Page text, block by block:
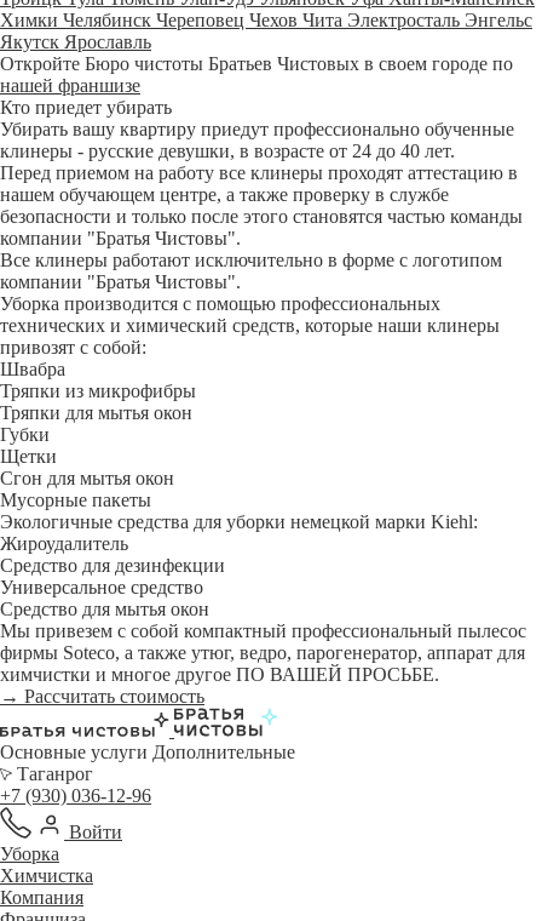
Химки Челябинск Череповец Чехов Чита Электросталь Энгельс
Якутск Ярославль
Откройте Бюро чистоты Братьев Чистовых в своем городе по
нашей франшизе
Кто приедет убирать
Убирать вашу квартиру приедут профессионально обученные
клинеры - русские девушки, в возрасте от 24 до 40 лет.
Перед приемом на работу все клинеры проходят аттестацию в
нашем обучающем центре, а также проверку в службе
безопасности и только после этого становятся частью команды
компании "Братья Чистовы".
Все клинеры работают исключительно в форме с логотипом
компании "Братья Чистовы".
Уборка производится с помощью профессиональных
технических и химический средств, которые наши клинеры
привозят с собой:
Швабра
Тряпки из микрофибры
Тряпки для мытья окон
Губки
Щетки
Сгон для мытья окон
Мусорные пакеты
Экологичные средства для уборки немецкой марки Kiehl:
Жироудалитель
Средство для дезинфекции
Универсальное средство
Средство для мытья окон
Мы привезем с собой компактный профессиональный пылесос
фирмы Soteco, а также утюг, ведро, парогенератор, аппарат для
химчистки и многое другое ПО ВАШЕЙ ПРОСЬБЕ.
→ Рассчитать стоимость
Основные услуги Дополнительные
Таганрог
+7 (930) 036-12-96
Войти
Уборка
Химчистка
Компания